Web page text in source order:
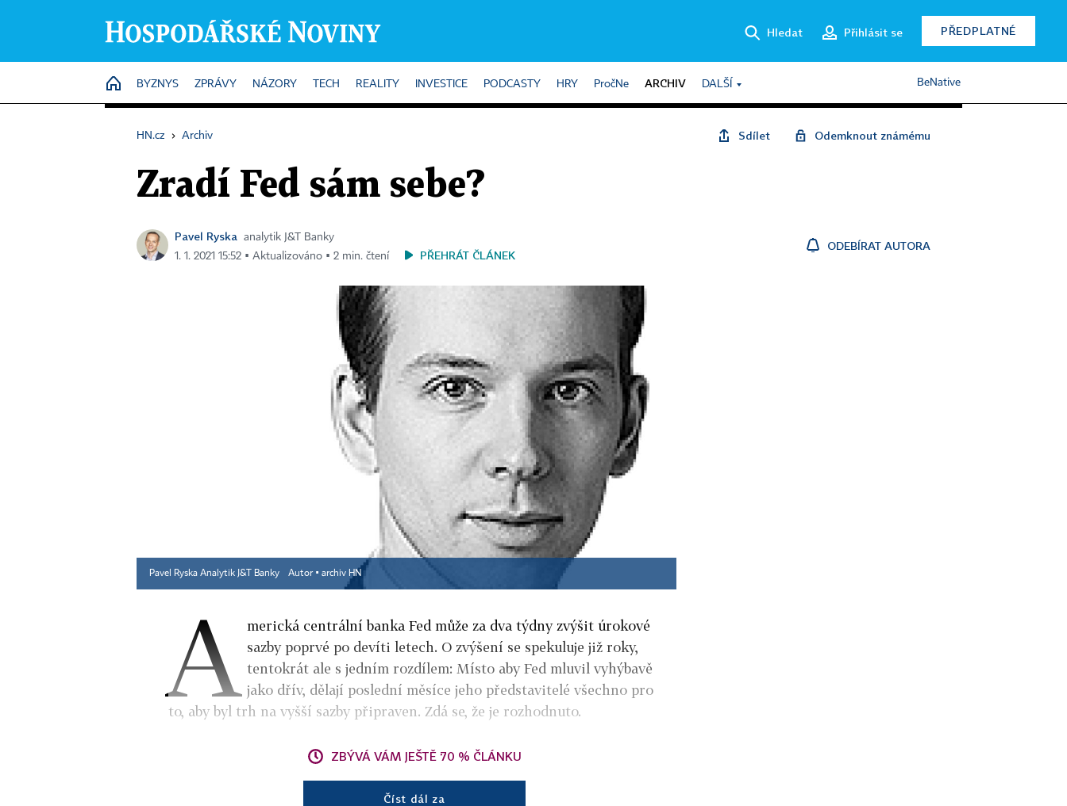
Hledat Přihlásit se PŘEDPLATNÉ
HOME
BYZNYS ZPRÁVY NÁZORY TECH REALITY INVESTICE PODCASTY HRY PročNe ARCHIV DALŠÍ BeNative
HN.cz › Archiv Sdílet Odemknout známému
Zradí Fed sám sebe?
Pavel Ryska
analytik J&T Banky
1. 1. 2021 15:52 ▪ Aktualizováno ▪ 2 min. čtení
PŘEHRÁT ČLÁNEK
ODEBÍRAT AUTORA
Pavel Ryska Analytik J&T Banky Autor ▪ archiv HN
A merická centrální banka Fed může za dva týdny zvýšit úrokové
sazby poprvé po devíti letech. O zvýšení se spekuluje již roky,
tentokrát ale s jedním rozdílem: Místo aby Fed mluvil vyhýbavě
jako dřív, dělají poslední měsíce jeho představitelé všechno pro
to, aby byl trh na vyšší sazby připraven. Zdá se, že je rozhodnuto.
ZBÝVÁ VÁM JEŠTĚ 70 % ČLÁNKU
Číst dál za